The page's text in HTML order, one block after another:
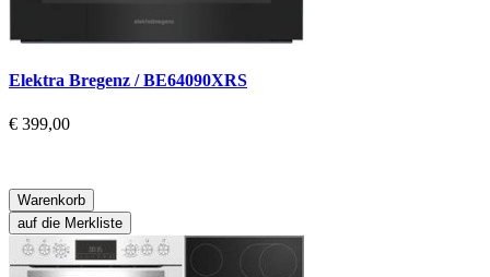
Elektra Bregenz / BE64090XRS
€ 399,00
Warenkorb
auf die Merkliste